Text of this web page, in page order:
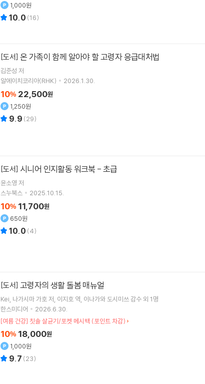
1,000원
10.0 (16)
[도서] 온 가족이 함께 알아야 할 고령자 응급대처법
김준성 저
알에이치코리아(RHK)
2026.1.30.
10% 22,500원
1,250원
9.9 (29)
[도서] 시니어 인지활동 워크북 - 초급
윤소영 저
스누북스
2025.10.15.
10% 11,700원
650원
10.0 (4)
[도서] 고령자의 생활 돌봄 매뉴얼
Kei 나가시마 가호저 이지호 역 이나가와 도시미쓰감수 외 1명
한스미디어
2026.6.30.
[여름 건강] 칫솔 살균기/포켓 메시백 (포인트 차감)
10% 18,000원
1,000원
9.7 (23)